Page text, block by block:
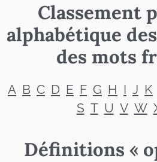
Classement
alphabétique
des mots
A B C D E F G H I J K
S T U V W
Définitions «